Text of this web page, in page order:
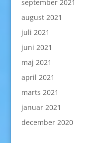
september 2021
august 2021
juli 2021
juni 2021
maj 2021
april 2021
marts 2021
januar 2021
december 2020